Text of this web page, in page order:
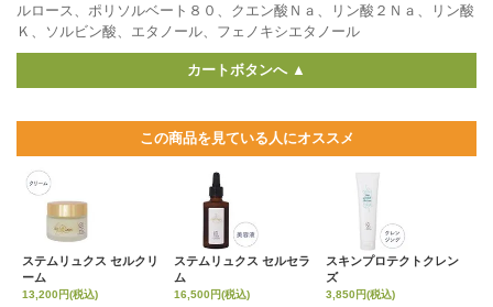
ルロース、ポリソルベート８０、クエン酸Ｎａ、リン酸２Ｎａ、リン酸
Ｋ、ソルビン酸、エタノール、フェノキシエタノール
カートボタンへ ▲
この商品を見ている人にオススメ
ステムリュクス セルクリ
ーム
13,200円(税込)
ステムリュクス セルセラ
ム
16,500円(税込)
スキンプロテクトクレン
ズ
3,850円(税込)